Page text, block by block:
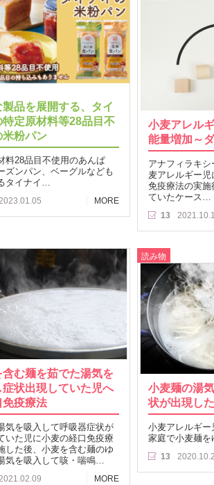
品を展開する、タイ
特定原材料等28品目不
米粉パン
料28品目不使用のあんぱ
ズンパン、ベーグルなども
タイナイ…
MORE
小麦アレル
能量増加～
アナフィラキ
麦アレルギー
免疫療法の実施
ていたケース…
13
む麺を茹でた湯気を
症状出現していた児へ
免疫療法
気を吸入して呼吸器症状が
いた児に小麦の経口免疫療
した後、小麦を含む麺のゆ
気を吸入して咳・喘鳴…
MORE
読み物
小麦麺の湯
状が出現し
小麦アレルギ
家庭で小麦麺
13